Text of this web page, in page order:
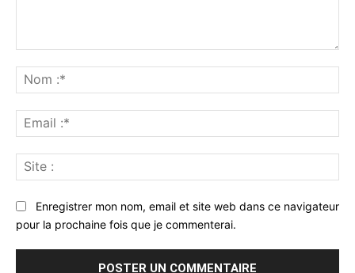
:*
:*
:
Enregistrer mon nom, email et site web dans ce navigateur
pour la prochaine fois que je commenterai.